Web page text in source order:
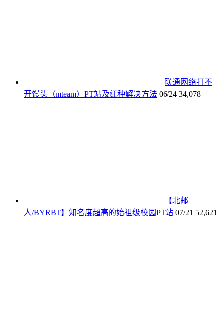
联通网络打不
开馒头（mteam）PT站及红种解决方法 06/24 34,078
【北邮
人/BYRBT】知名度超高的始祖级校园PT站 07/21 52,621